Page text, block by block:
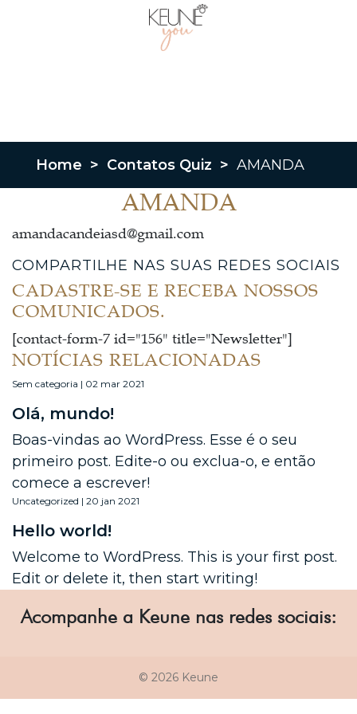
Home > Contatos Quiz > AMANDA
AMANDA
amandacandeiasd@gmail.com
COMPARTILHE NAS SUAS REDES SOCIAIS
CADASTRE-SE E RECEBA NOSSOS
COMUNICADOS.
[contact-form-7 id="156" title="Newsletter"]
NOTÍCIAS RELACIONADAS
Sem categoria | 02 mar 2021
Olá, mundo!
Boas-vindas ao WordPress. Esse é o seu
primeiro post. Edite-o ou exclua-o, e então
comece a escrever!
Uncategorized | 20 jan 2021
Hello world!
Welcome to WordPress. This is your first post.
Edit or delete it, then start writing!
Acompanhe a Keune nas redes sociais:
© 2026 Keune